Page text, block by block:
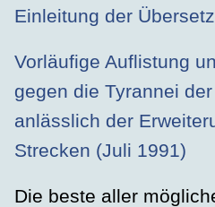
Einleitung der
Vorläufige Auflistung
gegen die Tyrannei
anlässlich der
Strecken (Juli 1991)
Die beste aller